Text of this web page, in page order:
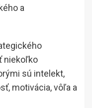
a
niekoľko
sú intelekt,
motivácia, vôľa a